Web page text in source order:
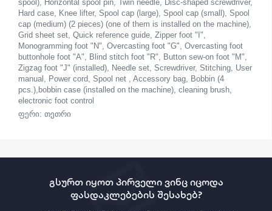
spool), Horizontal spool pin, Twin needle, Disc-shaped screwdriver,
Hard case, Knee lifter, Spool cap (large), Spool cap (small), Spool
cap (medium) (2 pieces) (one of them is installed on the machine),
Grid sheet set, Quick reference guide, Zipper foot "I",
Monogramming foot "N", Overcasting foot "G", Overcasting foot
buttonhole foot "A", Blind stitch foot "R", Button sew-on foot "M",
Zigzag foot "J" (installed), Needle set, Screwdriver, Stitching, User
manual, Power cord, Spool net , Accessory bag, Bobbin (4
pcs.),bobbin case (installed on the machine), cleaning brush,
electronic foot control
ფერი: თეთრი
გსურთ იყოთ პირველი ვინც იცოდა
ფასდაკლებების შესახებ?